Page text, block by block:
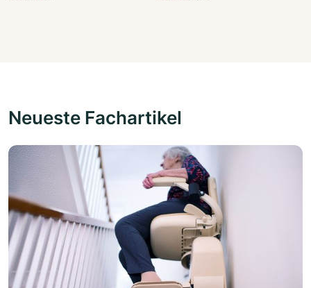
Neueste Fachartikel